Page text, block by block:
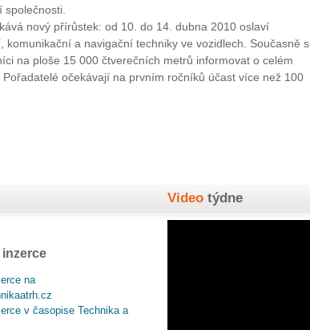
nový přírůstek: od 10. do 14. dubna 2010 oslaví
komunikační a navigační techniky ve vozidlech. Současně s
na ploše 15 000 čtverečních metrů informovat o celém
očekávají na prvním ročníků účast více než 100
na
v časopise Technika a
Video týdne